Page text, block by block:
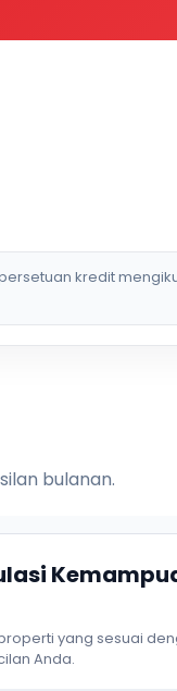
kredit
bulanan.
yang sesuai
Anda.